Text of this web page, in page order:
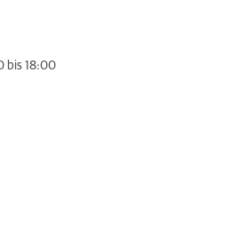
bis 18:00